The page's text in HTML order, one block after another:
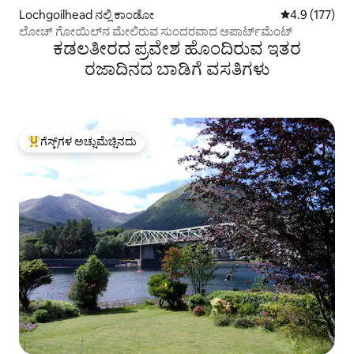
Lochgoilhead ನಲ್ಲಿ ಕಾಂಡೋ 5 ರಲ್ಲಿ 4.9
4.9 (177)
ಲೋಚ್ ಗೋಯಿಲ್‌ನ ಮೇಲಿರುವ ಸುಂದರವಾದ ಅಪಾರ್ಟ್‌ಮೆಂಟ್
ಕಡಲತೀರದ ಪ್ರವೇಶ ಹೊಂದಿರುವ ಇತರ
ರಜಾದಿನದ ಬಾಡಿಗೆ ವಸತಿಗಳು
ಗೆಸ್ಟ್‌ಗಳಿಗೆ ಅತಿ ಹೆಚ್ಚು ಅಚ್ಚುಮೆಚ್ಚಿನದು
ಗೆಸ್ಟ್‌ಗಳ ಅಚ್ಚುಮೆಚ್ಚಿನದು